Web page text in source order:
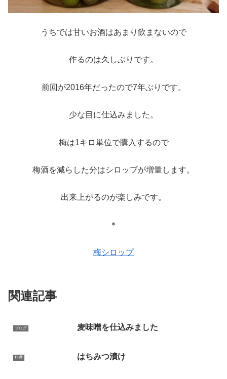
うちでは甘いお酒はあまり飲まないので
作るのは久しぶりです。
前回が2016年だったので7年ぶりです。
少な目に仕込みました。
梅は1キロ単位で購入するので
梅酒を減らした分はシロップが増量します。
出来上がるのが楽しみです。
＊
梅シロップ
関連記事
ブログ 麦味噌を仕込みました
料理 はちみつ漬け